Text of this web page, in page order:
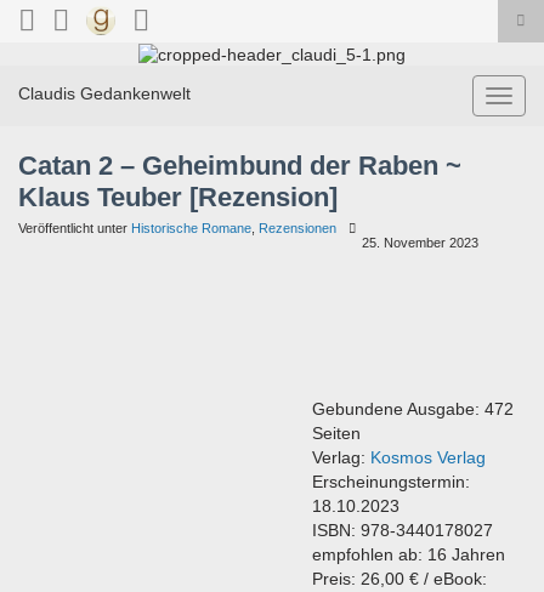
Search for:
Claudis Gedankenwelt
Catan 2 – Geheimbund der Raben ~
Klaus Teuber [Rezension]
Veröffentlicht unter Historische Romane
Rezensionen
25. November 2023
Gebundene Ausgabe: 472
Seiten
Verlag: Kosmos Verlag
Erscheinungstermin:
18.10.2023
ISBN: 978-3440178027
empfohlen ab: 16 Jahren
Preis: 26,00 € / eBook: